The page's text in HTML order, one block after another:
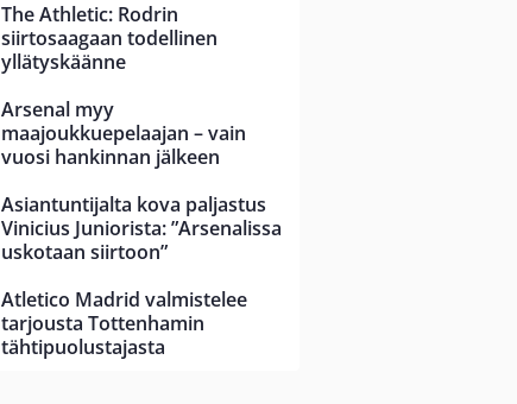
The Athletic: Rodrin
siirtosaagaan todellinen
yllätyskäänne
Arsenal myy
maajoukkuepelaajan – vain
vuosi hankinnan jälkeen
Asiantuntijalta kova paljastus
Vinicius Juniorista: ”Arsenalissa
uskotaan siirtoon”
Atletico Madrid valmistelee
tarjousta Tottenhamin
tähtipuolustajasta